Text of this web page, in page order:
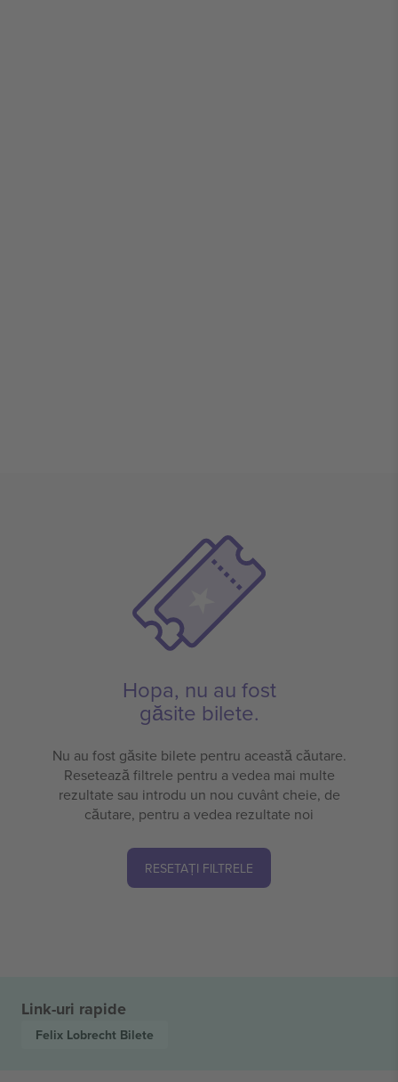
Hopa, nu au fost
găsite bilete.
Nu au fost găsite bilete pentru această căutare.
Resetează filtrele pentru a vedea mai multe
rezultate sau introdu un nou cuvânt cheie, de
căutare, pentru a vedea rezultate noi
RESETAȚI FILTRELE
Link-uri rapide
Felix Lobrecht Bilete